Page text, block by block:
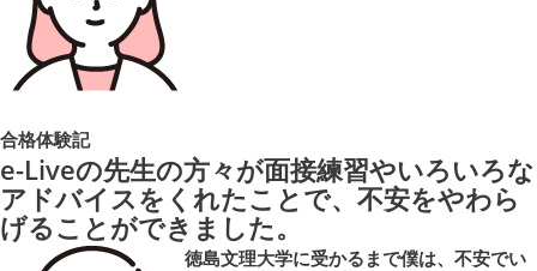
合格体験記
e-Liveの先生の方々が面接練習やいろいろな
アドバイスをくれたことで、不安をやわら
げることができました。
徳島文理大学に受かるまで僕は、不安でい